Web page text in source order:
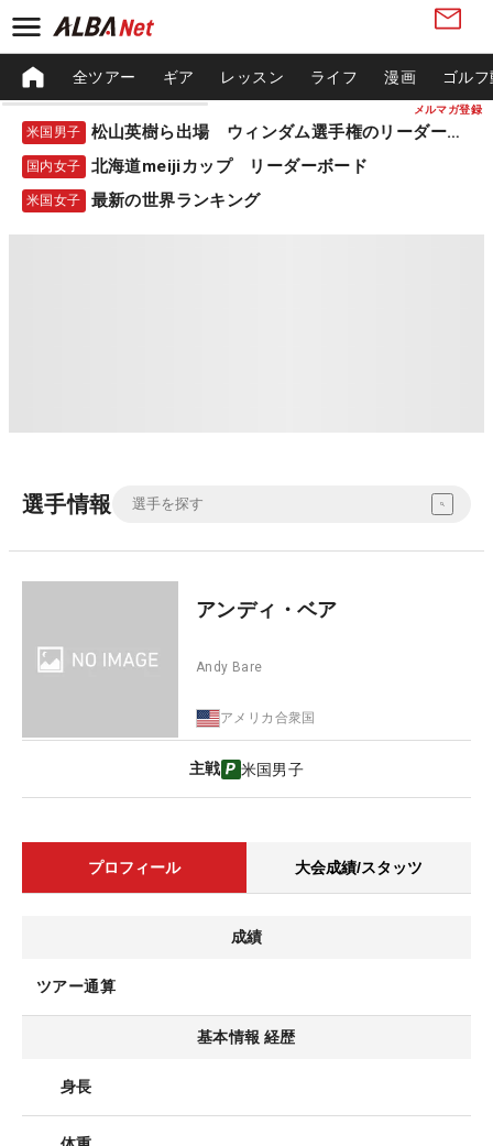
メルマガ登録
全ツアー ギア レッスン ライフ 漫画 ゴル
米国男子 松山英樹ら出場 ウィンダム選手権のリーダーボード
国内女子 北海道meijiカップ リーダーボード
米国女子 最新の世界ランキング
選手情報
アンディ・ベア
Andy Bare
アメリカ合衆国
主戦 米国男子
プロフィール 大会成績/スタッツ
成績
ツアー通算
基本情報 経歴
身長